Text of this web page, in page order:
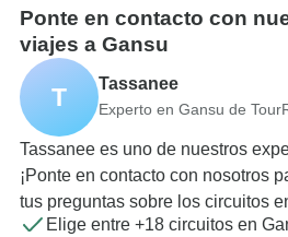
Ponte en contacto con
viajes a Gansu
T Tassanee
Experto en Gansu de
Tassanee es uno de nuestros
¡Ponte en contacto con nosotros
tus preguntas sobre los circuitos
Elige entre +18 circuitos en